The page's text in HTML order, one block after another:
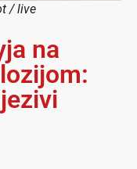
/ live
na